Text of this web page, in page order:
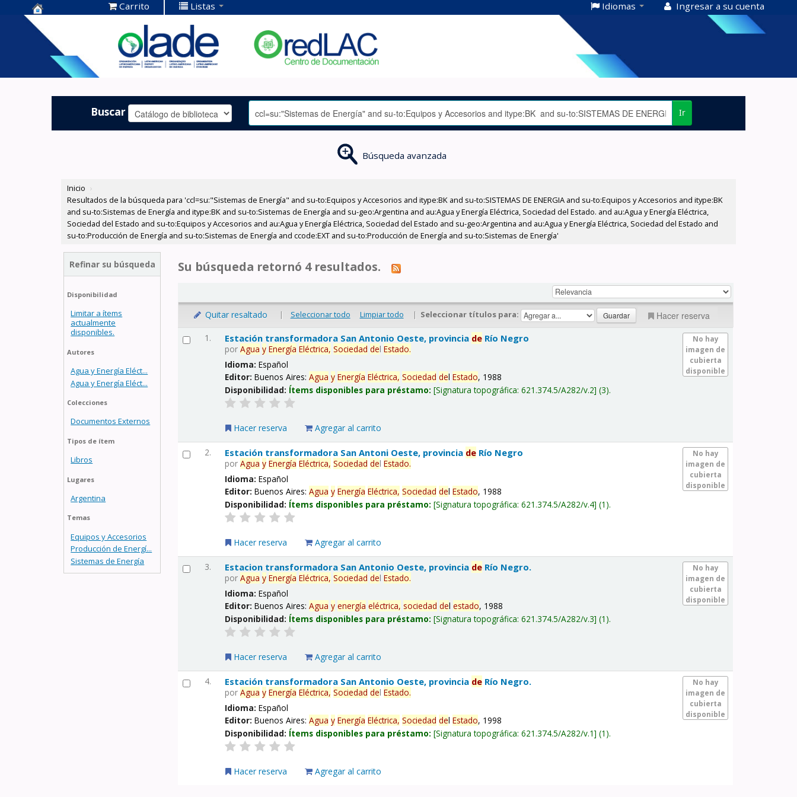
Centro de
Documentación
OLADE -
Carrito Listas Idiomas Ingresar a su cuenta
Buscar Ir
Búsqueda avanzada
Inicio ›
Resultados de la búsqueda para 'ccl=su:"Sistemas de Energía" and su-to:Equipos y Accesorios and itype:BK and su-to:SISTEMAS DE ENERGIA and su-to:Equipos y Accesorios and itype:BK
and su-to:Sistemas de Energía and itype:BK and su-to:Sistemas de Energía and su-geo:Argentina and au:Agua y Energía Eléctrica, Sociedad del Estado. and au:Agua y Energía Eléctrica,
Sociedad del Estado and su-to:Equipos y Accesorios and au:Agua y Energía Eléctrica, Sociedad del Estado and su-geo:Argentina and au:Agua y Energía Eléctrica, Sociedad del Estado and
su-to:Producción de Energía and su-to:Sistemas de Energía and ccode:EXT and su-to:Producción de Energía and su-to:Sistemas de Energía'
Refinar su búsqueda
Disponibilidad
Limitar a ítems
actualmente
disponibles.
Autores
Agua y Energía Eléct...
Agua y Energía Eléct...
Colecciones
Documentos Externos
Tipos de ítem
Libros
Lugares
Argentina
Temas
Equipos y Accesorios
Producción de Energí...
Sistemas de Energía
Su búsqueda retornó 4 resultados.
Quitar resaltado | Seleccionar todo Limpiar todo | Seleccionar títulos para: Hacer reserva
1.
No hay
imagen de
cubierta
disponible
Estación transformadora San Antonio Oeste, provincia de Río Negro
porAgua y Energía Eléctrica, Sociedad delEstado.
Idioma:Español
Editor:Buenos Aires:Agua y Energía Eléctrica, Sociedad delEstado, 1988
Disponibilidad: Ítems disponibles para préstamo: Signatura topográfica:621.374.5/A282/v.2 (3).
Hacer reserva Agregar al carrito
2.
No hay
imagen de
cubierta
disponible
Estación transformadora San Antoni Oeste, provincia de Río Negro
porAgua y Energía Eléctrica, Sociedad delEstado.
Idioma:Español
Editor:Buenos Aires:Agua y Energía Eléctrica, Sociedad delEstado, 1988
Disponibilidad: Ítems disponibles para préstamo: Signatura topográfica:621.374.5/A282/v.4 (1).
Hacer reserva Agregar al carrito
3.
No hay
imagen de
cubierta
disponible
Estacion transformadora San Antonio Oeste, provincia de Río Negro.
porAgua y Energía Eléctrica, Sociedad delEstado.
Idioma:Español
Editor:Buenos Aires:Agua y energía eléctrica, sociedad delestado, 1988
Disponibilidad: Ítems disponibles para préstamo: Signatura topográfica:621.374.5/A282/v.3 (1).
Hacer reserva Agregar al carrito
4.
No hay
imagen de
cubierta
disponible
Estación transformadora San Antonio Oeste, provincia de Río Negro.
porAgua y Energía Eléctrica, Sociedad delEstado.
Idioma:Español
Editor:Buenos Aires:Agua y Energía Eléctrica, Sociedad delEstado, 1998
Disponibilidad: Ítems disponibles para préstamo: Signatura topográfica:621.374.5/A282/v.1 (1).
Hacer reserva Agregar al carrito